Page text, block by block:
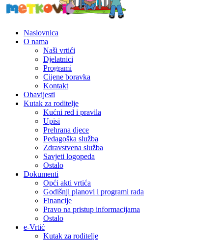
Naslovnica
O nama
Naši vrtići
Djelatnici
Programi
Cijene boravka
Kontakt
Obavijesti
Kutak za roditelje
Kućni red i pravila
Upisi
Prehrana djece
Pedagoška služba
Zdravstvena služba
Savjeti logopeda
Ostalo
Dokumenti
Opći akti vrtića
Godišnji planovi i programi rada
Financije
Pravo na pristup informacijama
Ostalo
e-Vrtić
Kutak za roditelje